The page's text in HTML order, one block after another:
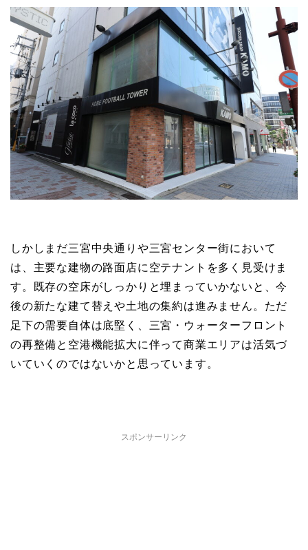
しかしまだ三宮中央通りや三宮センター街において
は、主要な建物の路面店に空テナントを多く見受けま
す。既存の空床がしっかりと埋まっていかないと、今
後の新たな建て替えや土地の集約は進みません。ただ
足下の需要自体は底堅く、三宮・ウォーターフロント
の再整備と空港機能拡大に伴って商業エリアは活気づ
いていくのではないかと思っています。
スポンサーリンク